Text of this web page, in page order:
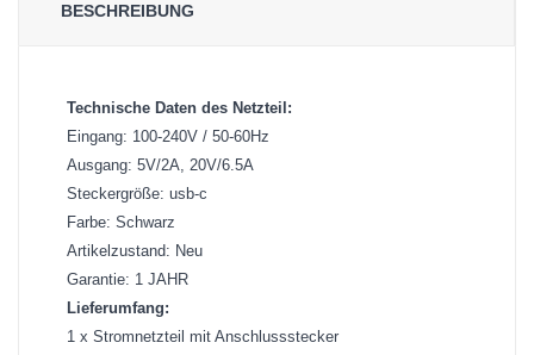
BESCHREIBUNG
Technische Daten des Netzteil:
Eingang: 100-240V / 50-60Hz
Ausgang: 5V/2A, 20V/6.5A
Steckergröße: usb-c
Farbe: Schwarz
Artikelzustand: Neu
Garantie: 1 JAHR
Lieferumfang:
1 x Stromnetzteil mit Anschlussstecker